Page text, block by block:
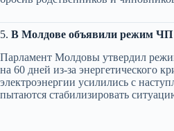
5. В Молдове объявили режим ЧП
Парламент Молдовы утвердил
на 60 дней из-за энергетического
электроэнергии усилились с
пытаются стабилизировать